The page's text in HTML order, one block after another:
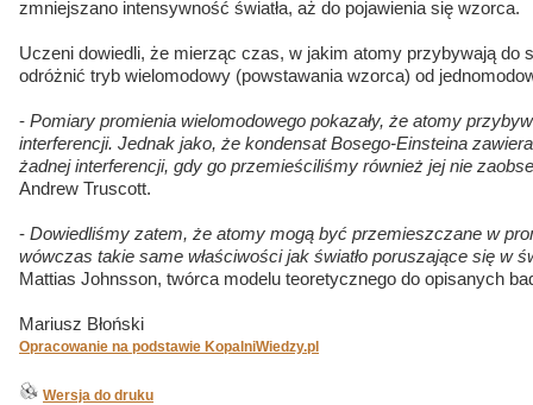
zmniejszano intensywność światła, aż do pojawienia się wzorca.
Uczeni dowiedli, że mierząc czas, w jakim atomy przybywają do
odróżnić tryb wielomodowy (powstawania wzorca) od
- Pomiary promienia wielomodowego pokazały, że atomy
interferencji. Jednak jako, że kondensat Bosego-Einsteina
żadnej interferencji, gdy go przemieściliśmy również jej nie
Andrew Truscott.
- Dowiedliśmy zatem, że atomy mogą być przemieszczane w
wówczas takie same właściwości jak światło poruszające się w
Mattias Johnsson, twórca modelu teoretycznego do opisanych
Mariusz Błoński
Opracowanie na podstawie KopalniWiedzy.pl
Wersja do druku